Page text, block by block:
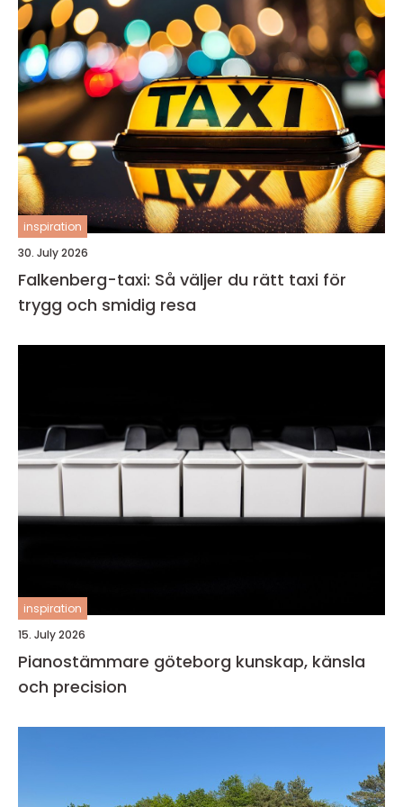
inspiration
30. July 2026
Falkenberg-taxi: Så väljer du rätt taxi för
trygg och smidig resa
inspiration
15. July 2026
Pianostämmare göteborg kunskap, känsla
och precision